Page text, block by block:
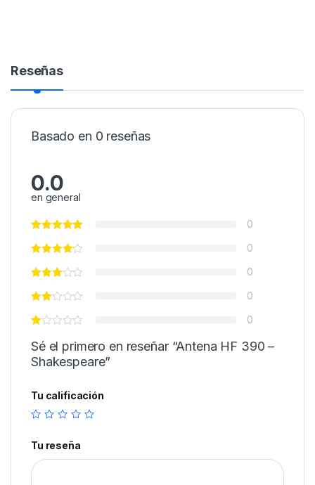
Reseñas
Basado en 0 reseñas
0.0
en general
0
0
0
0
0
Sé el primero en reseñar “Antena HF 390 –
Shakespeare”
Tu calificación
Tu reseña